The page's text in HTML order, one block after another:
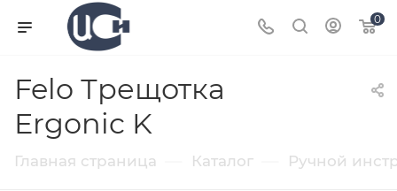
0
Felo Трещотка
Ergonic K
Главная страница Каталог Ручной